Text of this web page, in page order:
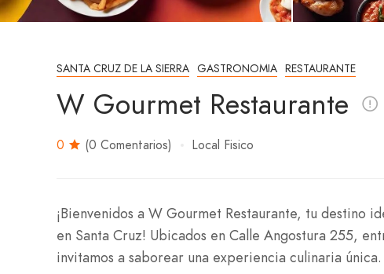
SANTA CRUZ DE LA SIERRA GASTRONOMIA RESTAURANTE
W Gourmet Restaurante
0 (0 Comentarios) Local Fisico
¡Bienvenidos a W Gourmet Restaurante, tu destino
en Santa Cruz! Ubicados en Calle Angostura 255,
invitamos a saborear una experiencia culinaria única.